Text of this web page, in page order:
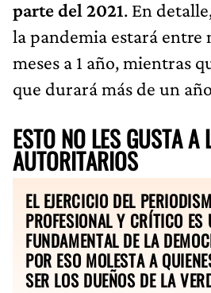
parte del 2021. En
la pandemia estará entre
meses a 1 año, mientras
que durará más de un
ESTO NO LES GUSTA A
AUTORITARIOS
EL EJERCICIO DEL
PROFESIONAL Y CRÍTICO ES
FUNDAMENTAL DE LA
POR ESO MOLESTA A
SER LOS DUEÑOS DE LA